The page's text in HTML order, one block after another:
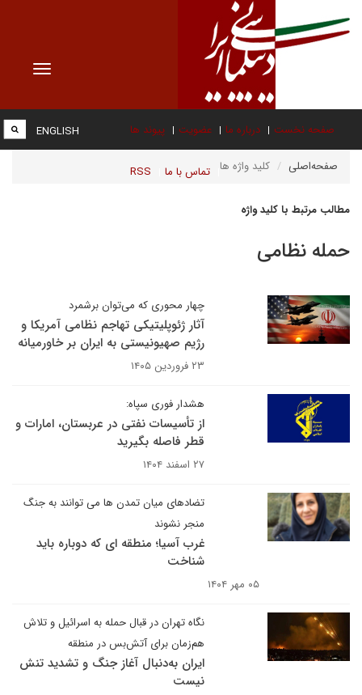
Toggle
صفحه نخست درباره ما عضویت پیوند ها
تماس با ما RSS
ENGLISH
صفحه‌اصلی کلید واژه ها
مطالب مرتبط با کلید واژه
حمله نظامی
چهار محوری که می‌توان برشمرد
آثار ژئوپلیتیکی تهاجم نظامی آمریکا و
رژیم صهیونیستی به ایران بر خاورمیانه
۲۳ فروردین ۱۴۰۵
هشدار فوری سپاه:
از تأسیسات نفتی در عربستان، امارات و
قطر فاصله بگیرید
۲۷ اسفند ۱۴۰۴
تضادهای میان تمدن ها می توانند به جنگ
منجر نشوند
غرب آسیا؛ منطقه ای که دوباره باید
شناخت
۰۵ مهر ۱۴۰۴
نگاه تهران در قبال حمله به اسرائیل و تلاش
هم‌زمان برای آتش‌بس در منطقه
ایران به‌دنبال آغاز جنگ و تشدید تنش
نیست